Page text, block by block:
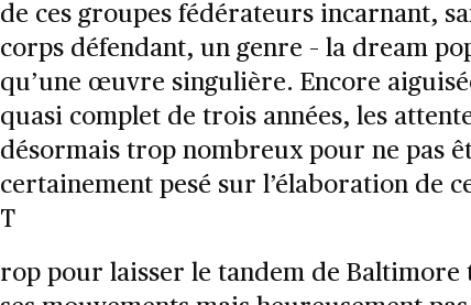
de ces groupes fédérateurs incarnant,
corps défendant, un genre – la dream
qu’une œuvre singulière. Encore
quasi complet de trois années, les
désormais trop nombreux pour ne pas
certainement pesé sur l’élaboration de
T
rop pour laisser le tandem de Baltimore